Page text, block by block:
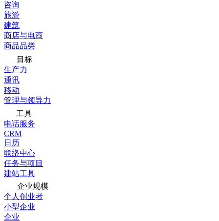
咨询
旅游
建筑
商店与电商
商品品类
目标
生产力
通讯
移动
管理与领导力
工具
电话服务
CRM
日历
联络中心
任务与项目
建站工具
企业规模
个人创业者
小型企业
企业